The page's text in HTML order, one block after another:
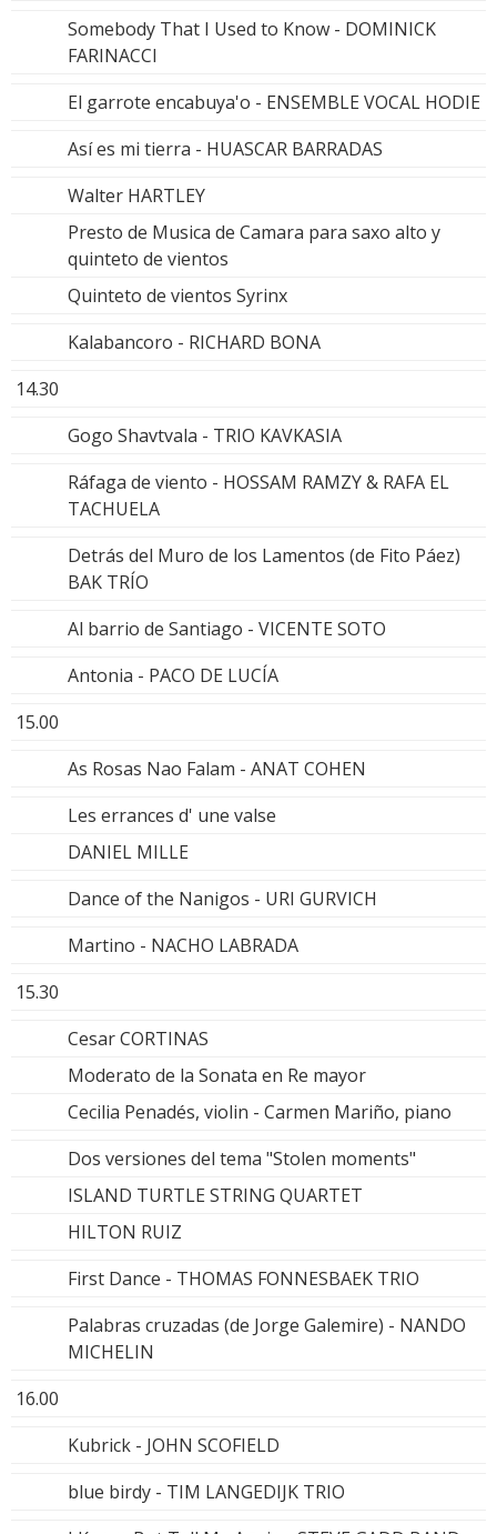
Somebody That I Used to Know - DOMINICK
FARINACCI
El garrote encabuya'o - ENSEMBLE VOCAL HODIE
Así es mi tierra - HUASCAR BARRADAS
Walter HARTLEY
Presto de Musica de Camara para saxo alto y
quinteto de vientos
Quinteto de vientos Syrinx
Kalabancoro - RICHARD BONA
14.30
Gogo Shavtvala - TRIO KAVKASIA
Ráfaga de viento - HOSSAM RAMZY & RAFA EL
TACHUELA
Detrás del Muro de los Lamentos (de Fito Páez)
BAK TRÍO
Al barrio de Santiago - VICENTE SOTO
Antonia - PACO DE LUCÍA
15.00
As Rosas Nao Falam - ANAT COHEN
Les errances d' une valse
DANIEL MILLE
Dance of the Nanigos - URI GURVICH
Martino - NACHO LABRADA
15.30
Cesar CORTINAS
Moderato de la Sonata en Re mayor
Cecilia Penadés, violin - Carmen Mariño, piano
Dos versiones del tema "Stolen moments"
ISLAND TURTLE STRING QUARTET
HILTON RUIZ
First Dance - THOMAS FONNESBAEK TRIO
Palabras cruzadas (de Jorge Galemire) - NANDO
MICHELIN
16.00
Kubrick - JOHN SCOFIELD
blue birdy - TIM LANGEDIJK TRIO